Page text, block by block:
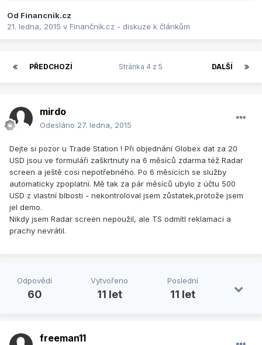
Od Financnik.cz
21. ledna, 2015 v Finančník.cz - diskuze k článkům
PŘEDCHOZÍ DALŠÍ
Stránka 4 z 5
mirdo
Odesláno 27. ledna, 2015
Dejte si pozor u Trade Station ! Při objednání Globex dat za 20
USD jsou ve formuláři zaškrtnuty na 6 měsíců zdarma též Radar
screen a ještě cosi nepotřebného. Po 6 měsících se služby
automaticky zpoplatní. Mě tak za pár měsíců ubylo z účtu 500
USD z vlastní blbosti - nekontroloval jsem zůstatek,protože jsem
jel demo.
Nikdy jsem Radar screen nepoužil, ale TS odmítl reklamaci a
prachy nevrátil.
Odpovědí
60
Vytvořeno
11 let
Poslední
11 let
freeman11